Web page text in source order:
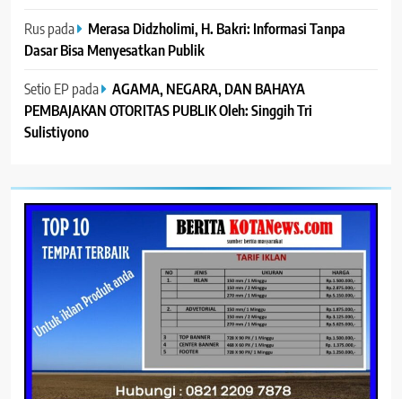
Ruspada
Merasa Didzholimi, H. Bakri: Informasi Tanpa
Dasar Bisa Menyesatkan Publik
Setio EP pada
AGAMA, NEGARA, DAN BAHAYA
PEMBAJAKAN OTORITAS PUBLIK Oleh: Singgih Tri
Sulistiyono